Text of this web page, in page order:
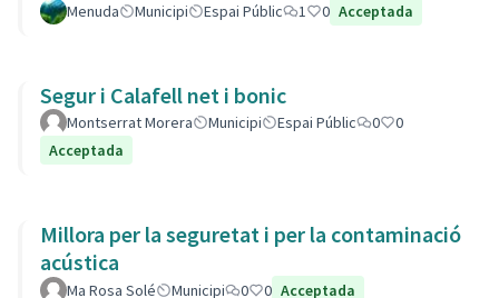
Menuda Municipi Espai Públic 1 0 Acceptada
Segur i Calafell net i bonic
Montserrat Morera Municipi Espai Públic 0
0
Acceptada
Millora per la seguretat i per la contaminació
acústica
Ma Rosa Solé Municipi 0 0 Acceptada